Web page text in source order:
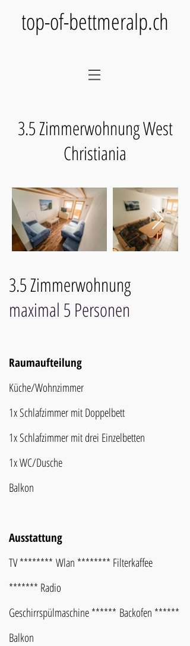
top-of-bettmeralp.ch
3.5 Zimmerwohnung West
Christiania
3.5 Zimmerwohnung
maximal 5 Personen
Raumaufteilung
Küche/Wohnzimmer
1x Schlafzimmer mit Doppelbett
1x Schlafzimmer mit drei Einzelbetten
1x WC/Dusche
Balkon
Ausstattung
TV ******** Wlan ******** Filterkaffee
******* Radio
Geschirrspülmaschine ****** Backofen ******
Balkon